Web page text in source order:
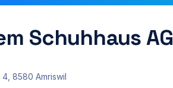
Schuhhaus AG
8580 Amriswil